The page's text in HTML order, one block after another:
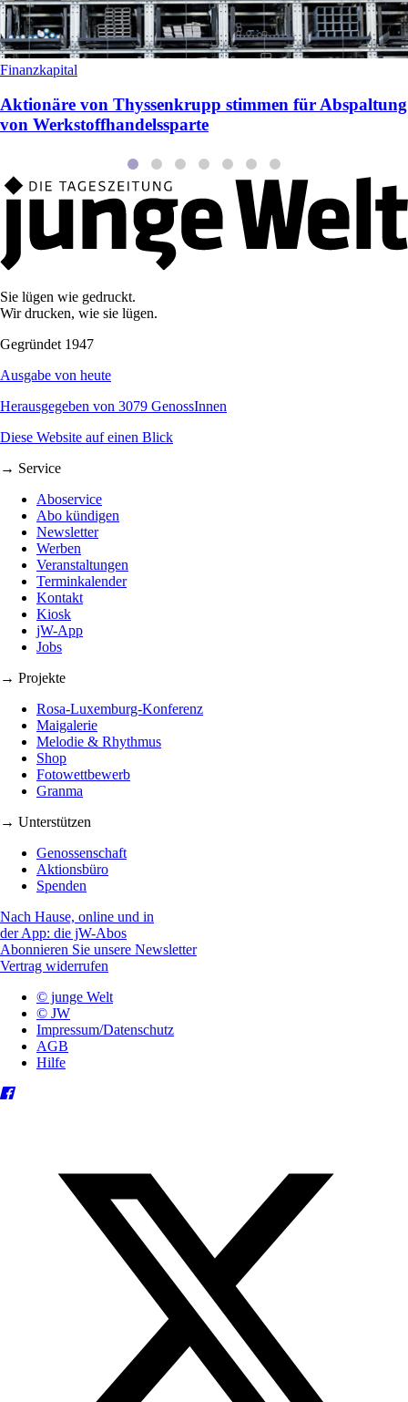
Finanzkapital
Aktionäre von Thyssenkrupp stimmen für Abspaltung
von Werkstoffhandelssparte
Sie lügen wie gedruckt.
Wir drucken, wie sie lügen.
Gegründet 1947
Ausgabe von heute
Herausgegeben von 3079 GenossInnen
Diese Website auf einen Blick
→ Service
Aboservice
Abo kündigen
Newsletter
Werben
Veranstaltungen
Terminkalender
Kontakt
Kiosk
jW-App
Jobs
→ Projekte
Rosa-Luxemburg-Konferenz
Maigalerie
Melodie & Rhythmus
Shop
Fotowettbewerb
Granma
→ Unterstützen
Genossenschaft
Aktionsbüro
Spenden
Nach Hause, online und in
der App: die jW-Abos
Abonnieren Sie unsere Newsletter
Vertrag widerrufen
© junge Welt
© JW
Impressum/Datenschutz
AGB
Hilfe